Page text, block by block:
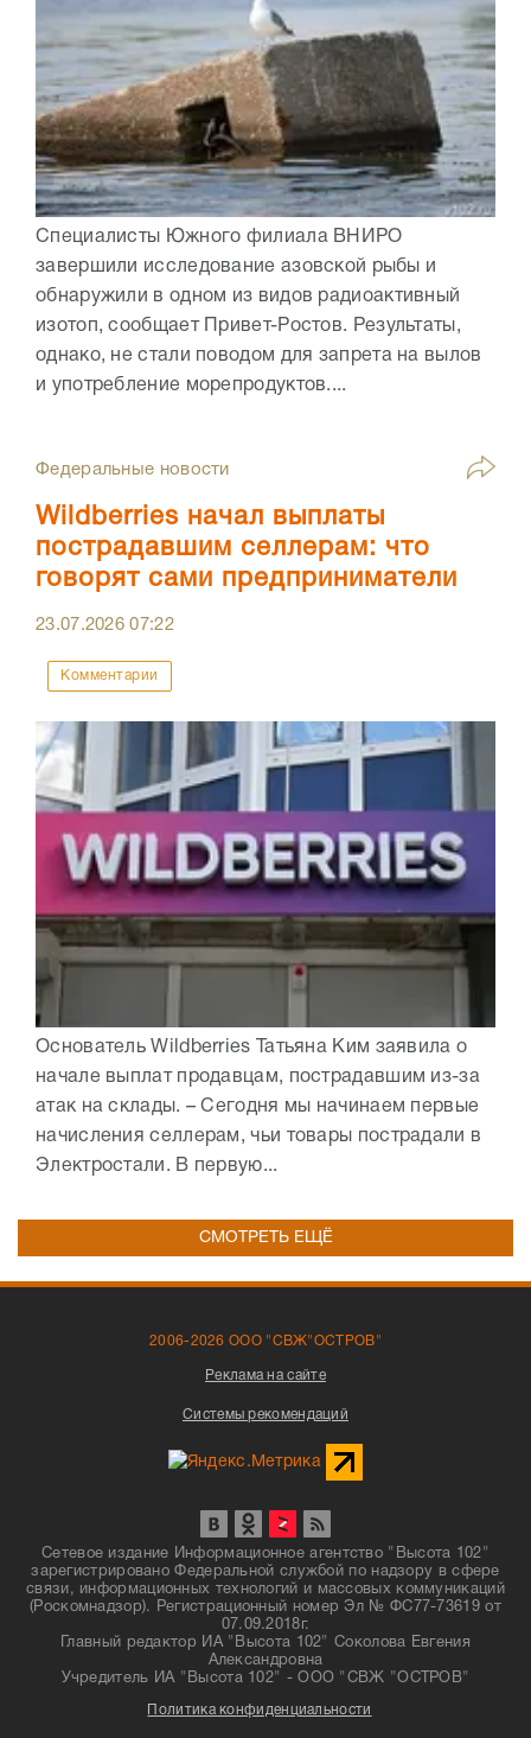
Специалисты Южного филиала ВНИРО
завершили исследование азовской рыбы и
обнаружили в одном из видов радиоактивный
изотоп, сообщает Привет-Ростов. Результаты,
однако, не стали поводом для запрета на вылов
и употребление морепродуктов....
Федеральные новости
Wildberries начал выплаты
пострадавшим селлерам: что
говорят сами предприниматели
23.07.202607:22
Комментарии
Основатель Wildberries Татьяна Ким заявила о
начале выплат продавцам, пострадавшим из-за
атак на склады. – Сегодня мы начинаем первые
начисления селлерам, чьи товары пострадали в
Электростали. В первую...
СМОТРЕТЬ ЕЩЁ
2006-2026 ООО "СВЖ"ОСТРОВ"
Реклама на сайте
Системы рекомендаций
Сетевое издание Информационное агентство "Высота 102"
зарегистрировано Федеральной службой по надзору в сфере
связи, информационных технологий и массовых коммуникаций
(Роскомнадзор). Регистрационный номер Эл № ФС77-73619 от
07.09.2018г.
Главный редактор ИА "Высота 102" Соколова Евгения
Александровна
Учредитель ИА "Высота 102" - ООО "СВЖ "ОСТРОВ"
Политика конфиденциальности